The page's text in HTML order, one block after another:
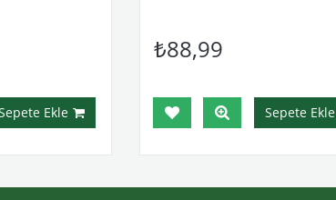
Ekle
₺88,99
Sepete Ekle